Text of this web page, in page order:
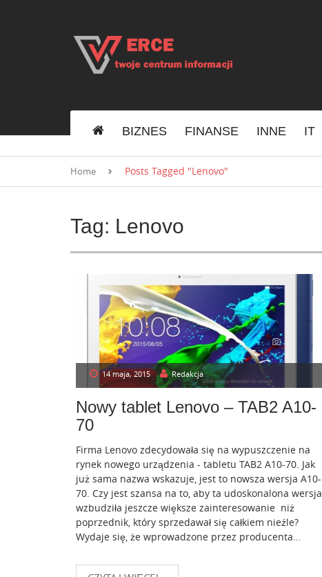
t
BIZNES FINANSE INNE IT
Home Posts Tagged "Lenovo"
Tag: Lenovo
14 maja, 2015 Redakcja
Nowy tablet Lenovo – TAB2 A10-
70
Firma Lenovo zdecydowała się na wypuszczenie na
rynek nowego urządzenia - tabletu TAB2 A10-70. Jak
już sama nazwa wskazuje, jest to nowsza wersja A10-
70. Czy jest szansa na to, aby ta udoskonalona wersja
wzbudziła jeszcze większe zainteresowanie niż
poprzednik, który sprzedawał się całkiem nieźle?
Wydaje się, że wprowadzone przez producenta…